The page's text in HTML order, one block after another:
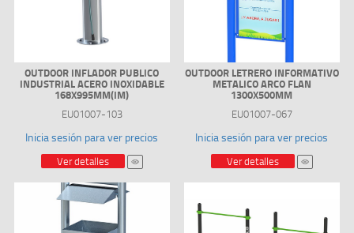
OUTDOOR INFLADOR PUBLICO
INDUSTRIAL ACERO INOXIDABLE
168X995MM(IM)
EU01007-103
Inicia sesión para ver precios
Ver detalles
OUTDOOR LETRERO INFORMATIVO
METALICO ARCO FLAN
1300X500MM
EU01007-067
Inicia sesión para ver precios
Ver detalles